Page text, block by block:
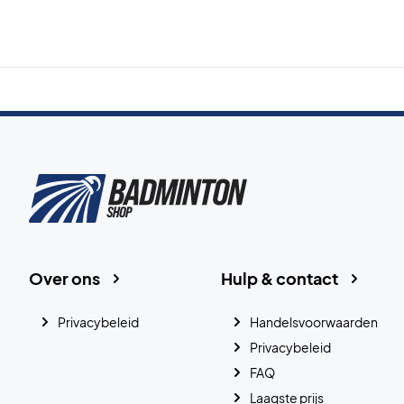
Hulp & contact
Handelsvoorwaarden
Privacybeleid
FAQ
Laagste prijs
Over ons
Privacybeleid